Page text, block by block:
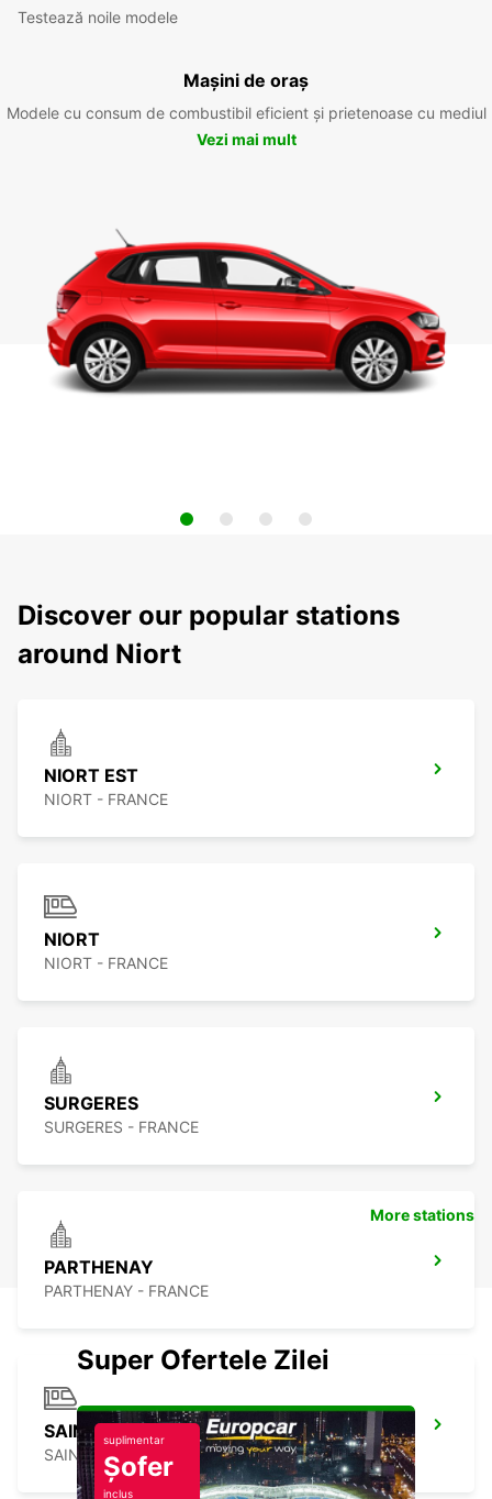
Testează noile modele
Mașini de oraș
Modele cu consum de combustibil eficient și prietenoase cu mediul
Vezi mai mult
Discover our popular stations
around Niort
NIORT EST
NIORT - FRANCE
NIORT
NIORT - FRANCE
SURGERES
SURGERES - FRANCE
PARTHENAY
PARTHENAY - FRANCE
SAINTES GARE
SAINTES - FRANCE
More stations
Super Ofertele Zilei
suplimentar
Șofer
inclus